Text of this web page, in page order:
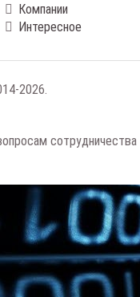
Компании
Интересное
2026.